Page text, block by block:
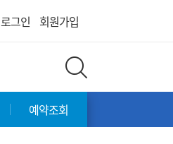
로그인 회원가입
예약조회